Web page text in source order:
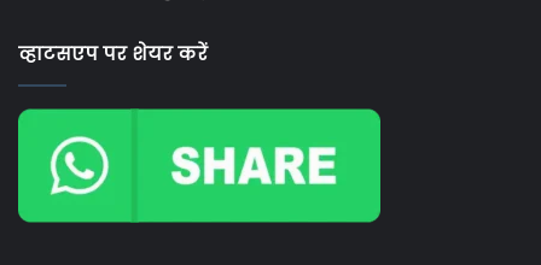
व्हाटसएप पर शेयर करें